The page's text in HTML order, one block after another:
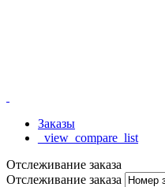
Заказы
_view_compare_list
Отслеживание заказа
Отслеживание заказа